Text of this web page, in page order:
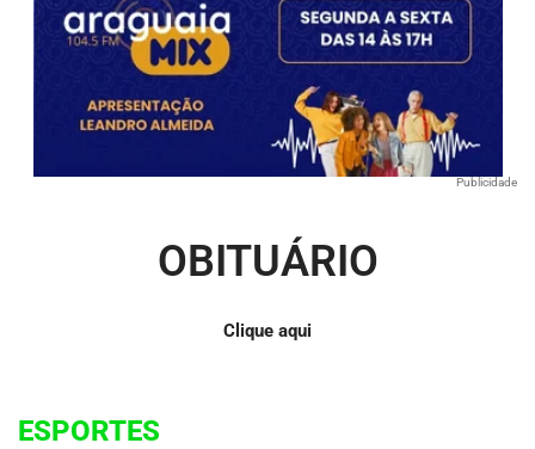
Publicidade
OBITUÁRIO
Clique aqui
ESPORTES